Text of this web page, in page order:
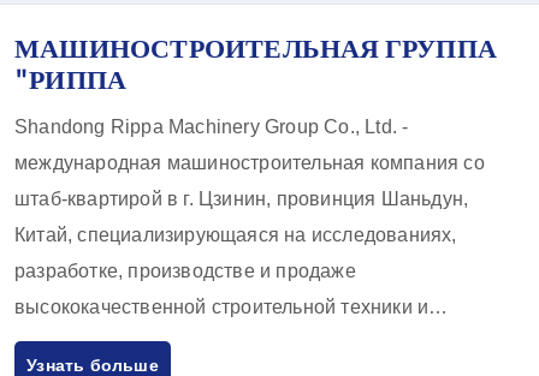
МАШИНОСТРОИТЕЛЬНАЯ ГРУППА
"РИППА
Shandong Rippa Machinery Group Co., Ltd. -
международная машиностроительная компания со
штаб-квартирой в г. Цзинин, провинция Шаньдун,
Китай, специализирующаяся на исследованиях,
разработке, производстве и продаже
высококачественной строительной техники и
оборудования. Продукция компании включает в себя
Узнать больше